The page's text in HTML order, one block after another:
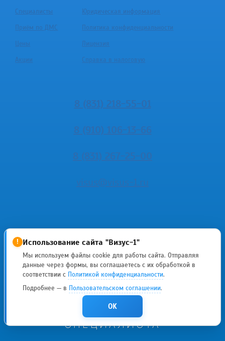
Специалисты
Юридическая информация
Приём по ДМС
Политика конфиденциальности
Цены
Лицензия
Акции
Справка в налоговую
8 (831) 218-55-01
8 (910) 106-13-66
8 (831) 267-25-00
visus@visus-1.ru
ИМЕЮТСЯ
ПРОТИВОПОКАЗАНИЯ
НЕОБХОДИМА КОНСУЛЬТАЦИЯ
СПЕЦИАЛИСТА
! Использование сайта "Визус-1"
Мы используем файлы cookie для работы сайта. Отправляя
данные через формы, вы соглашаетесь с их обработкой в
соответствии с Политикой конфиденциальности.
Подробнее — в Пользовательском соглашении.
OK